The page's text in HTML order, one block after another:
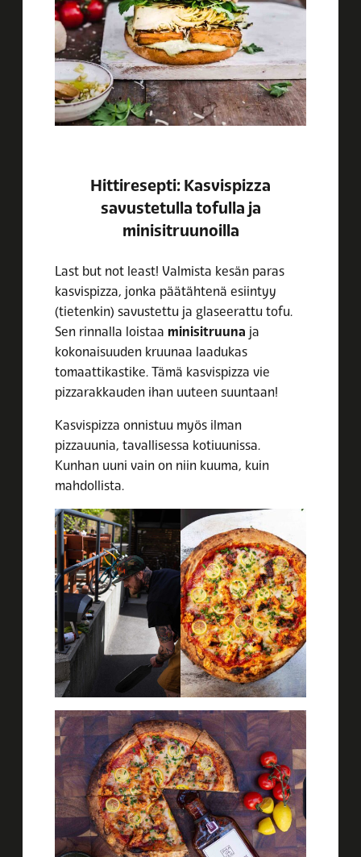
Hittiresepti: Kasvispizza
savustetulla tofulla ja
minisitruunoilla
Last but not least! Valmista kesän paras
kasvispizza, jonka päätähtenä esiintyy
(tietenkin) savustettu ja glaseerattu tofu.
Sen rinnalla loistaa minisitruuna ja
kokonaisuuden kruunaa laadukas
tomaattikastike. Tämä kasvispizza vie
pizzarakkauden ihan uuteen suuntaan!
Kasvispizza onnistuu myös ilman
pizzauunia, tavallisessa kotiuunissa.
Kunhan uuni vain on niin kuuma, kuin
mahdollista.